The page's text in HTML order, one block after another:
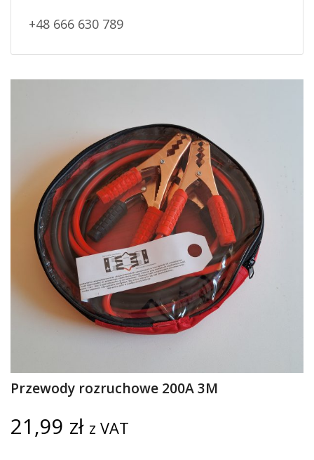
+48 666 630 789
Przewody rozruchowe 200A 3M
21,99 zł z VAT